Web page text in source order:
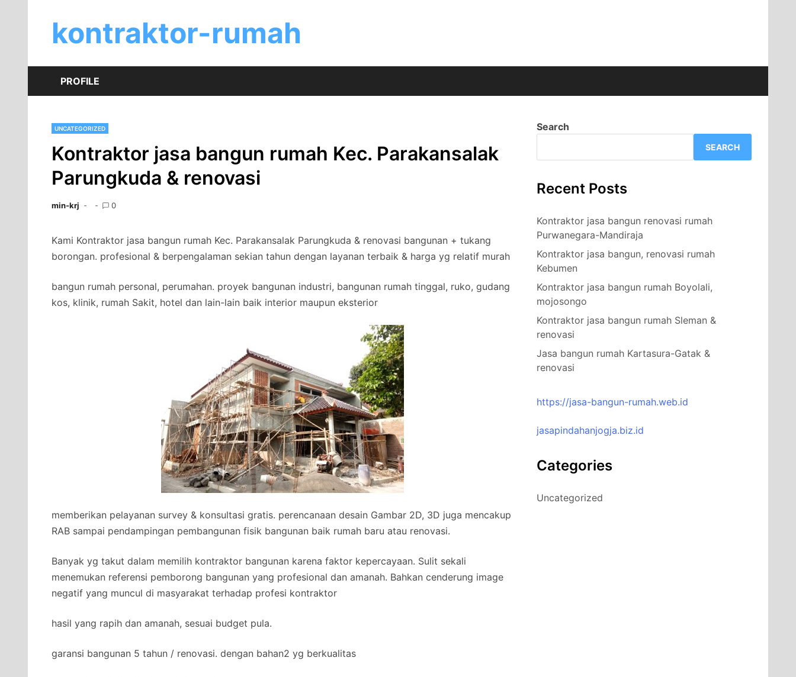
contentkontraktor-rumah
PROFILE
UNCATEGORIZED
Kontraktor jasa bangun rumah Kec. Parakansalak
Parungkuda & renovasi
min-krj 0
Kami Kontraktor jasa bangun rumah Kec. Parakansalak Parungkuda & renovasi bangunan + tukang
borongan. profesional & berpengalaman sekian tahun dengan layanan terbaik & harga yg relatif murah
bangun rumah personal, perumahan. proyek bangunan industri, bangunan rumah tinggal, ruko, gudang
kos, klinik, rumah Sakit, hotel dan lain-lain baik interior maupun eksterior
memberikan pelayanan survey & konsultasi gratis. perencanaan desain Gambar 2D, 3D juga mencakup
RAB sampai pendampingan pembangunan fisik bangunan baik rumah baru atau renovasi.
Banyak yg takut dalam memilih kontraktor bangunan karena faktor kepercayaan. Sulit sekali
menemukan referensi pemborong bangunan yang profesional dan amanah. Bahkan cenderung image
negatif yang muncul di masyarakat terhadap profesi kontraktor
hasil yang rapih dan amanah, sesuai budget pula.
garansi bangunan 5 tahun / renovasi. dengan bahan2 yg berkualitas
Search
SEARCH
Recent Posts
Kontraktor jasa bangun renovasi rumah
Purwanegara-Mandiraja
Kontraktor jasa bangun, renovasi rumah
Kebumen
Kontraktor jasa bangun rumah Boyolali,
mojosongo
Kontraktor jasa bangun rumah Sleman &
renovasi
Jasa bangun rumah Kartasura-Gatak &
renovasi
https://jasa-bangun-rumah.web.id
jasapindahanjogja.biz.id
Categories
Uncategorized